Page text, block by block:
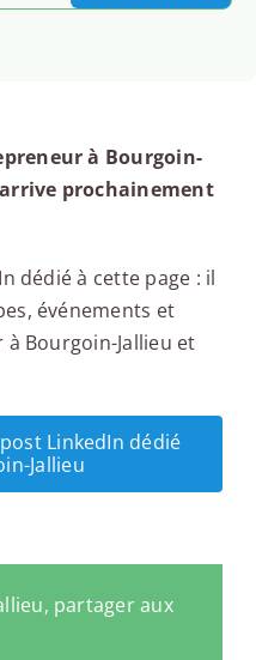
à Bourgoin-
prochainement
dédié à cette page : il
événements et
Bourgoin-Jallieu et
LinkedIn dédié
Jallieu
partager aux